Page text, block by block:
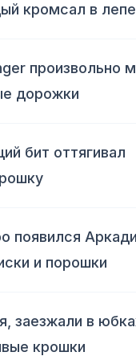
кромсал в
произвольно
дорожки
бит оттягивал
появился
и порошки
заезжали в
крошки